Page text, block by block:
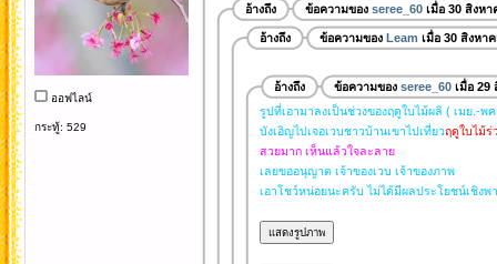
ออฟไลน์
กระทู้: 529
อ้างถึง ข้อความของ seree_60เมื่อ 30 สิงหา
อ้างถึง ข้อความของ Leam เมื่อ 30 สิงหา
อ้างถึง ข้อความของ seree_60เมื่อ 29
รูปที่เอามาลงเป็นช่วงของฤดูใบไม้ผลิ ( เมย.-พ
บังเอิญไปเจอเวบชาวบ้านเขาไปเที่ยวฤดูใบไม้ร่
สวยมาก เห็นแล้วใจละลาย
เลยขออนุญาต เจ้าของเวบ เจ้าของภาพ
เอาโชว์หน่อยนะครับ ไม่ได้มีผลประโยชน์เชิง